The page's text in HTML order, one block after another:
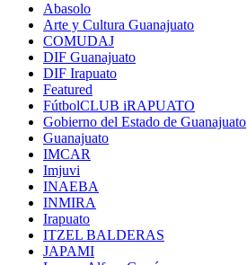
Abasolo
Arte y Cultura Guanajuato
COMUDAJ
DIF Guanajuato
DIF Irapuato
Featured
FútbolCLUB iRAPUATO
Gobierno del Estado de Guanajuato
Guanajuato
IMCAR
Imjuvi
INAEBA
INMIRA
Irapuato
ITZEL BALDERAS
JAPAMI